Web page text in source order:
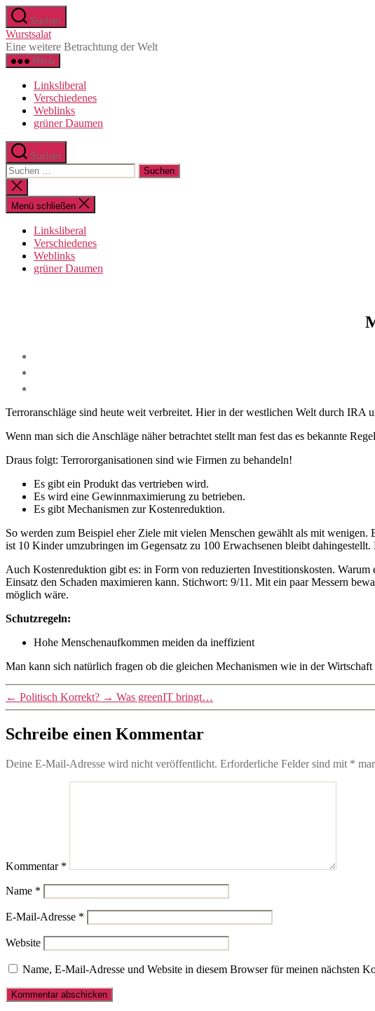
Direkt
zum
Inhalt
wechseln
Suchen
Wurstsalat
Eine weitere Betrachtung der Welt
Menü
Linksliberal
Verschiedenes
Weblinks
grüner Daumen
Suchen
Suche
nach:
Suche
schließen
Menü schließen
Linksliberal
Verschiedenes
Weblinks
grüner Daumen
Terroranschläge sind heute weit verbreitet. Hier in der westlichen Welt durch IRA
Wenn man sich die Anschläge näher betrachtet stellt man fest das es bekannte
Draus folgt: Terrororganisationen sind wie Firmen zu behandeln!
Es gibt ein Produkt das vertrieben wird.
Es wird eine Gewinnmaximierung zu betrieben.
Es gibt Mechanismen zur Kostenreduktion.
So werden zum Beispiel eher Ziele mit vielen Menschen gewählt als mit
ist 10 Kinder umzubringen im Gegensatz zu 100 Erwachsenen bleibt
Auch Kostenreduktion gibt es: in Form von reduzierten Investitionskosten.
Einsatz den Schaden maximieren kann. Stichwort: 9/11. Mit ein paar Messern
möglich wäre.
Schutzregeln:
Hohe Menschenaufkommen meiden da ineffizient
Man kann sich natürlich fragen ob die gleichen Mechanismen wie in der
← Politisch Korrekt? → Was greenIT bringt…
Schreibe einen Kommentar
Deine E-Mail-Adresse wird nicht veröffentlicht. Erforderliche Felder sind mit *
Kommentar *
Name *
E-Mail-Adresse *
Website
Name, E-Mail-Adresse und Website in diesem Browser für meinen nächsten